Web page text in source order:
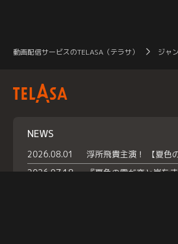
動画配信サービスのTELASA（テラサ） ジャ
NEWS
2026.08.01
2026.07.18